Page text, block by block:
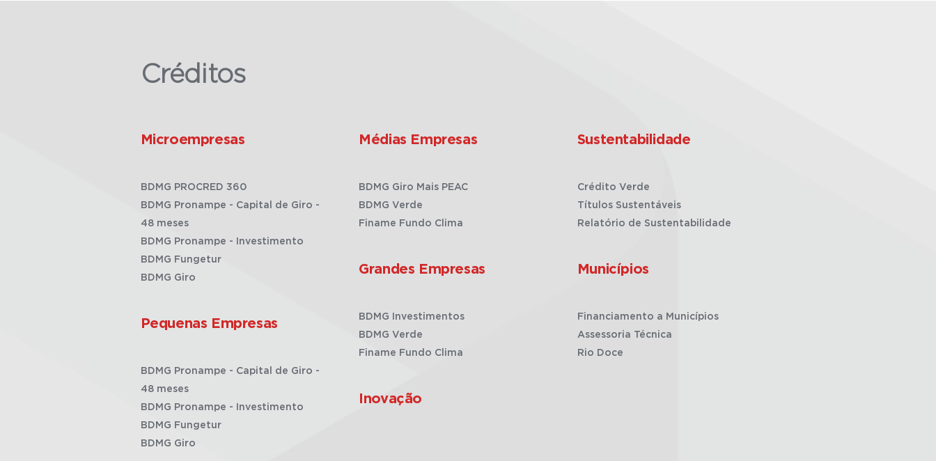
Créditos
Microempresas
BDMG PROCRED 360
BDMG Pronampe - Capital de Giro -
48 meses
BDMG Pronampe - Investimento
BDMG Fungetur
BDMG Giro
Pequenas Empresas
BDMG Pronampe - Capital de Giro -
48 meses
BDMG Pronampe - Investimento
BDMG Fungetur
BDMG Giro
Médias Empresas
BDMG Giro Mais PEAC
BDMG Verde
Finame Fundo Clima
Grandes Empresas
BDMG Investimentos
BDMG Verde
Finame Fundo Clima
Inovação
Sustentabilidade
Crédito Verde
Títulos Sustentáveis
Relatório de Sustentabilidade
Municípios
Financiamento a Municípios
Assessoria Técnica
Rio Doce